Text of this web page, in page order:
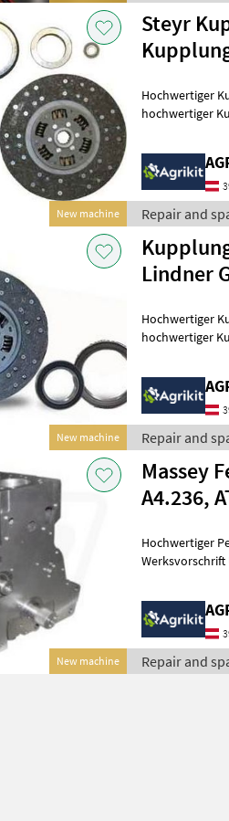
New machine
Steyr
Hochwertiger
hochwertiger
Repair and
New machine
Lindner
Hochwertiger
hochwertiger
Repair and
New machine
Massey
A4.236,
Hochwertiger
Werksvorschrift Unser Perkins Short Motor ist die ideale Lösung für
Repair and